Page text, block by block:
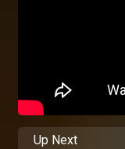
Up Next